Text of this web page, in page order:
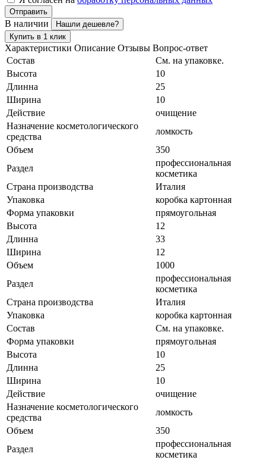
Отправить
В наличии
Нашли дешевле?
Купить в 1 клик
Характеристики Описание Отзывы Вопрос-ответ
Состав
См. на упаковке.
Высота
10
Длинна
25
Ширина
10
Действие
очищение
Назначение косметологического
средства
ломкость
Объем
350
Раздел
профессиональная
косметика
Страна производства
Италия
Упаковка
коробка картонная
Форма упаковки
прямоугольная
Высота
12
Длинна
33
Ширина
12
Объем
1000
Раздел
профессиональная
косметика
Страна производства
Италия
Упаковка
коробка картонная
Состав
См. на упаковке.
Форма упаковки
прямоугольная
Высота
10
Длинна
25
Ширина
10
Действие
очищение
Назначение косметологического
средства
ломкость
Объем
350
Раздел
профессиональная
косметика